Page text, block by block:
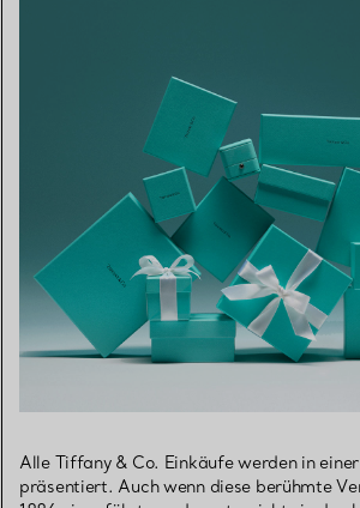
Alle Tiffany & Co. Einkäufe werden in
präsentiert. Auch wenn diese berühmte